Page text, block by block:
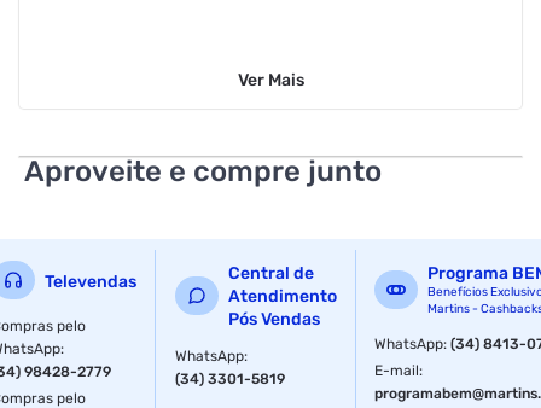
Ver Mais
Aproveite e compre junto
Televendas
pelo
:
98428-2779
pelo
Central de
Atendimento
Pós Vendas
WhatsApp:
(34) 3301-5819
Programa
Benefícios
Martins -
WhatsApp:(34) 8413-
E-mail: